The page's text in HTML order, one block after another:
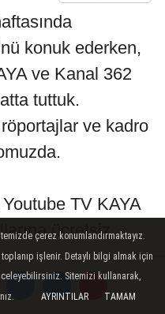
konuk ederken,
ve Kanal 362
tuttuk.
röportajlar ve kadro
TV KAYA
ücretsiz
çerez konumlandırmaktayız.
işlenir. Detaylı bilgi almak için
Sitemizi kullanarak,
AYRINTILAR TAMAM